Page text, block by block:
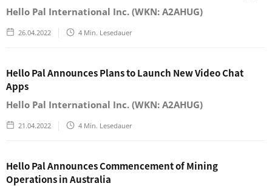
Hello Pal International Inc. (WKN: A2AHUG)
26.04.2022 4 Min. Lesedauer
Hello Pal Announces Plans to Launch New Video Chat
Apps
Hello Pal International Inc. (WKN: A2AHUG)
21.04.2022 4 Min. Lesedauer
Hello Pal Announces Commencement of Mining
Operations in Australia